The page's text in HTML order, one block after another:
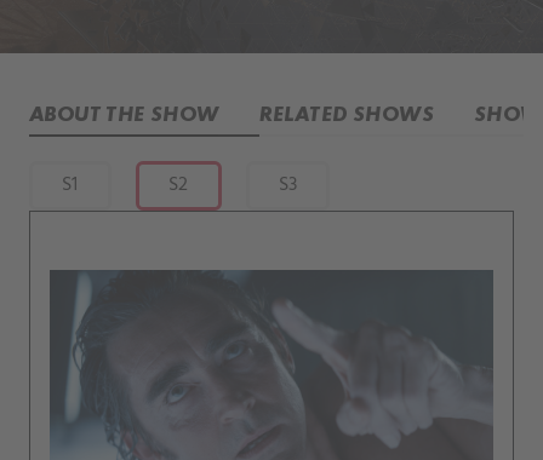
ABOUT THE SHOW RELATED SHOWS
S1 S2 S3